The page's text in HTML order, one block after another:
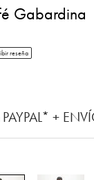
Gabardina
cliente
rating
reseña
+